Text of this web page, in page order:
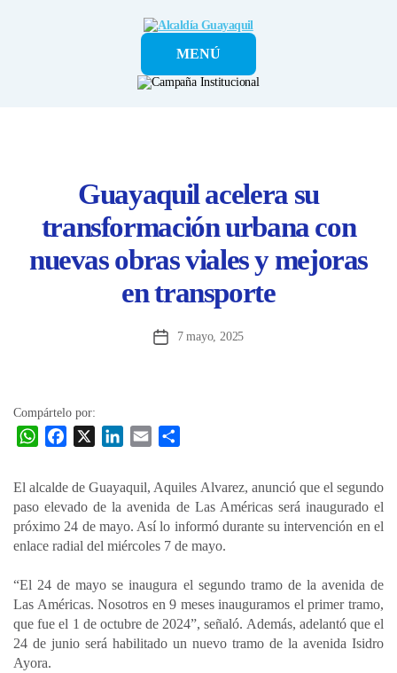
Alcaldía
GuayaquilMENÚ
Guayaquil acelera su
transformación urbana con
nuevas obras viales y mejoras
en transporte
Fecha7 mayo, 2025
Compártelo por:
W
s
A
p
b
o
k
k
e
d
n
i
l
p
a
r
r
El alcalde de Guayaquil, Aquiles Alvarez, anunció que el segundo
paso elevado de la avenida de Las Américas será inaugurado el
próximo 24 de mayo. Así lo informó durante su intervención en el
enlace radial del miércoles 7 de mayo.
“El 24 de mayo se inaugura el segundo tramo de la avenida de
Las Américas. Nosotros en 9 meses inauguramos el primer tramo,
que fue el 1 de octubre de 2024”, señaló. Además, adelantó que el
24 de junio será habilitado un nuevo tramo de la avenida Isidro
Ayora.